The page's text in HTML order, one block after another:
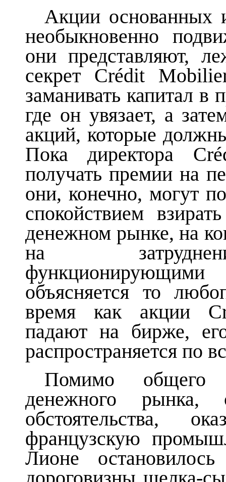
Акции основанных
необыкновенно
они представляют,
секрет Crédit
заманивать капитал
где он увязает, а
акций, которые
Пока директора
получать премии на
они, конечно, могут
спокойствием
денежном рынке, на
на
объясняется то
время как акции
падают на бирже,
распространяется по
Помимо общего
денежного рынка,
обстоятельства,
французскую
Лионе